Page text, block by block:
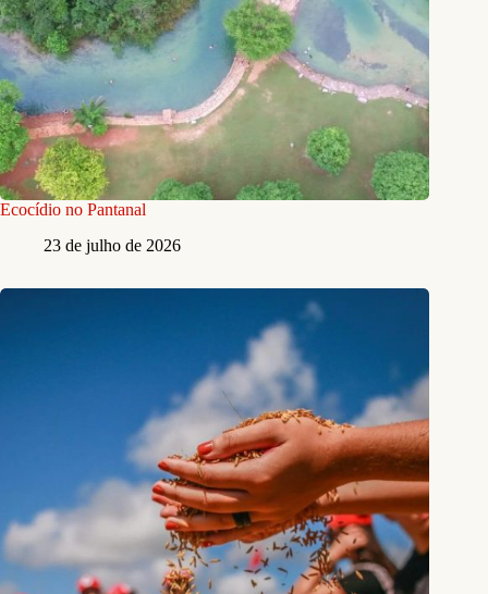
Ecocídio no Pantanal
23 de julho de 2026